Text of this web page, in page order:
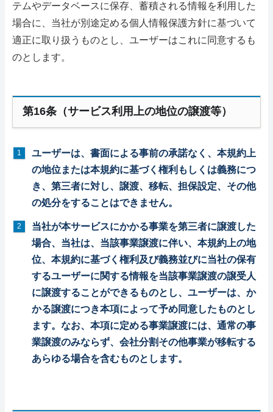
テムやデータベースに保存、蓄積される情報を利用した
場合に、当社が別途定める個人情報保護方針に基づいて
適正に取り扱うものとし、ユーザーはこれに同意するも
のとします。
第16条（サービス利用上の地位の譲渡等）
ユーザーは、書面による事前の承諾なく、本規約上
の地位または本規約に基づく権利もしくは義務につ
き、第三者に対し、譲渡、移転、担保設定、その他
の処分をすることはできません。
当社が本サービスにかかる事業を第三者に譲渡した
場合、当社は、当該事業譲渡に伴い、本規約上の地
位、本規約に基づく権利及び義務並びに当社の保有
するユーザーに関する情報を当該事業譲渡の譲受人
に譲渡することができるものとし、ユーザーは、か
かる譲渡につき本項によって予め同意したものとし
ます。なお、本項に定める事業譲渡には、通常の事
業譲渡のみならず、会社分割その他事業が移転する
あらゆる場合を含むものとします。